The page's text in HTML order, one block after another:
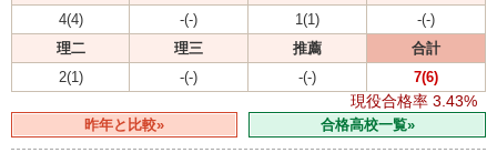
4(4)
-(-) 1(1)
-(-)
理二
理三 推薦
合計
2(1)
-(-) -(-) 7(6)
現役合格率 3.43%
昨年と比較» 合格高校一覧»